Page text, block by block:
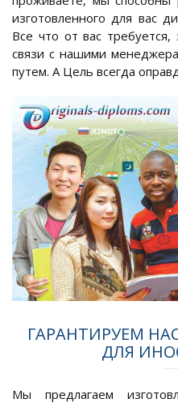
изготовленного для вас
Все что от вас
связи с нашими
путем. А Цель всегда
ГАРАНТИРУЕМ
ДЛЯ
Мы предлагаем